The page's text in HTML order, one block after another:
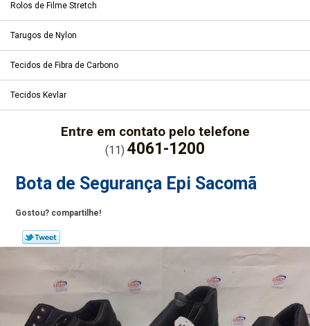
Rolos de Filme Stretch
Tarugos de Nylon
Tecidos de Fibra de Carbono
Tecidos Kevlar
Entre em contato pelo telefone
(11) 4061-1200
Bota de Segurança Epi Sacomã
Gostou? compartilhe!